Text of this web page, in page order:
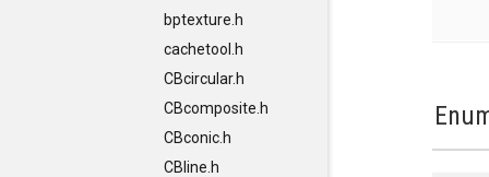
bptexture.h
cachetool.h
CBcircular.h
CBcomposite.h
CBconic.h
CBline.h